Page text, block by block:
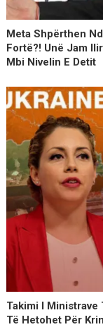
Meta Shpërthen
Fortë?! Unë Jam
Mbi Nivelin E Detit
Takimi I Ministrave
Të Hetohet Për